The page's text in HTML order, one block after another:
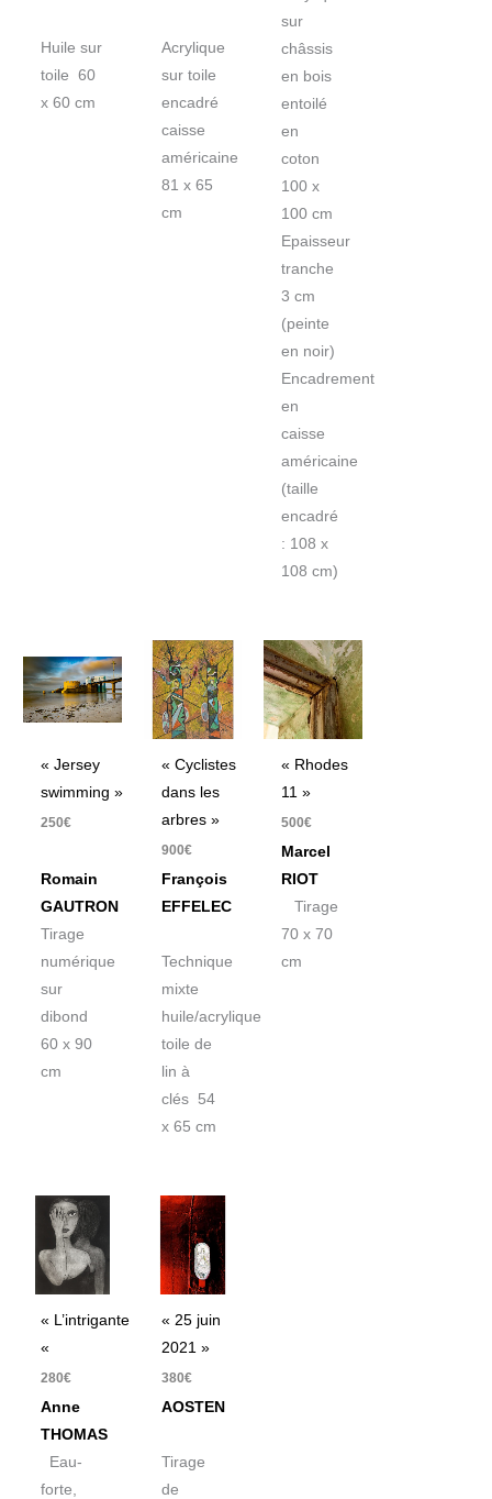
Huile sur
toile 60
x 60 cm
Acrylique
sur toile
encadré
caisse
américaine
81 x 65
cm
sur
châssis
en bois
entoilé
en
coton
100 x
100 cm
Epaisseur
tranche
3 cm
(peinte
en noir)
Encadrement
en
caisse
américaine
(taille
encadré
: 108 x
108 cm)
« Jersey
swimming »
250€
Romain
GAUTRON
Tirage
numérique
sur
dibond
60 x 90
cm
« Cyclistes
dans les
arbres »
900€
François
EFFELEC
Technique
mixte
huile/acrylique
toile de
lin à
clés 54
x 65 cm
« Rhodes
11 »
500€
Marcel
RIOT
Tirage
70 x 70
cm
« L’intrigante
«
280€
Anne
THOMAS
Eau-
forte,
« 25 juin
2021 »
380€
AOSTEN
Tirage
de